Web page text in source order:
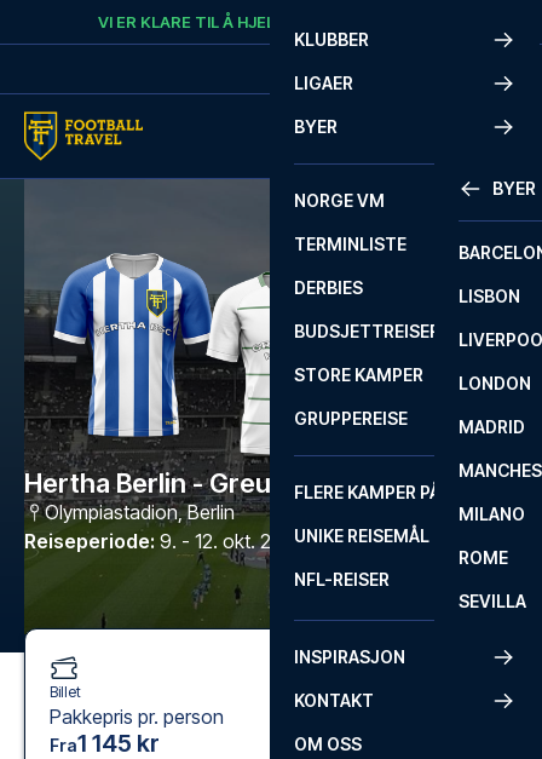
Skip to contentVI ER KLARE TIL Å HJELPE
KLUBBER
LIGAER
BYER
BYER
LISBON
LONDON
MADRID
MILANO
ROME
SEVILLA
NORGE VM
TERMINLISTE
DERBIES
BUDSJETTREISER
STORE KAMPER
GRUPPEREISE
FLERE KAMPER PÅ ÉN REISE
UNIKE REISEMÅL
NFL-REISER
INSPIRASJON
KONTAKT
OM OSS
Hertha Berlin - Greuther Fürth
Olympiastadion,Berlin
Reiseperiode: 9. - 12. okt. 2026
Billet
Pakkepris pr. person
Fra1 145 kr